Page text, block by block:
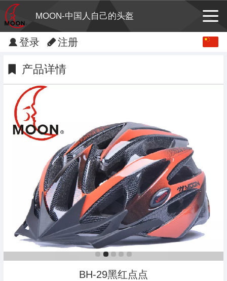
MOON-中国人自己的头盔
登录 注册
产品详情
BH-29黑红点点